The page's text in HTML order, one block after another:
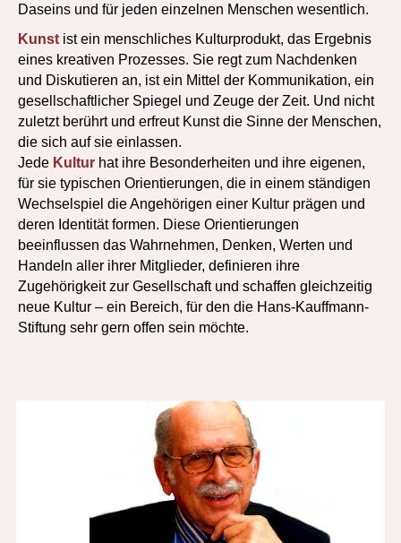
Daseins und für jeden einzelnen Menschen wesentlich.
Kunst ist ein menschliches Kulturprodukt, das Ergebnis
eines kreativen Prozesses. Sie regt zum Nachdenken
und Diskutieren an, ist ein Mittel der Kommunikation, ein
gesellschaftlicher Spiegel und Zeuge der Zeit. Und nicht
zuletzt berührt und erfreut Kunst die Sinne der Menschen,
die sich auf sie einlassen.
Jede Kultur hat ihre Besonderheiten und ihre eigenen,
für sie typischen Orientierungen, die in einem ständigen
Wechselspiel die Angehörigen einer Kultur prägen und
deren Identität formen. Diese Orientierungen
beeinflussen das Wahrnehmen, Denken, Werten und
Handeln aller ihrer Mitglieder, definieren ihre
Zugehörigkeit zur Gesellschaft und schaffen gleichzeitig
neue Kultur – ein Bereich, für den die Hans-Kauffmann-
Stiftung sehr gern offen sein möchte.